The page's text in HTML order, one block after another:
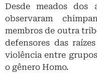
Desde meados dos
observaram
membros de outra
defensores das
violência entre
o gênero Homo.